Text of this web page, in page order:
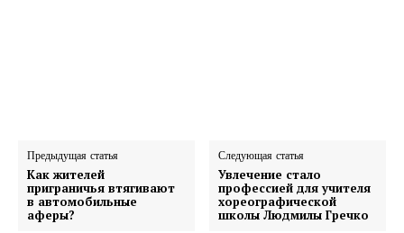
Предыдущая статья
Как жителей
приграничья втягивают
в автомобильные
аферы?
Следующая статья
Увлечение стало
профессией для учителя
хореографической
школы Людмилы Гречко